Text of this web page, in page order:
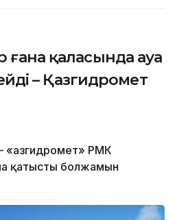
ғана қаласында ауа
– Қазгидромет
«Қазгидромет» РМК
қатысты болжамын